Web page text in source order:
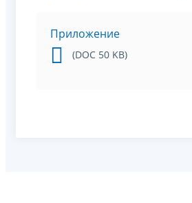
Приложение
(DOC 50 KB)